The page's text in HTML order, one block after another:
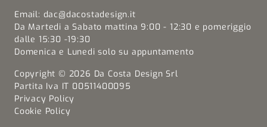
Email: dac@dacostadesign.it
Da Martedi a Sabato mattina 9:00 - 12:30 e pomeriggio
dalle 15:30 -19:30
Domenica e Lunedi solo su appuntamento
Copyright © 2026 Da Costa Design Srl
Partita Iva IT 00511400095
Privacy Policy
Cookie Policy